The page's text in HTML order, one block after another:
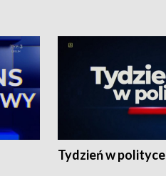
Tydzień w polityce